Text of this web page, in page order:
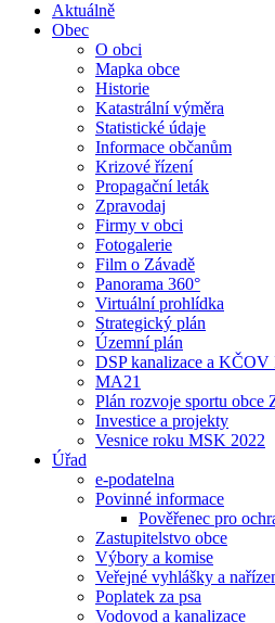
Aktuálně
Obec
O obci
Mapka obce
Historie
Katastrální výměra
Statistické údaje
Informace občanům
Krizové řízení
Propagační leták
Zpravodaj
Firmy v obci
Fotogalerie
Film o Závadě
Panorama 360°
Virtuální prohlídka
Strategický plán
Územní plán
DSP kanalizace a KČOV
MA21
Plán rozvoje sportu obce
Investice a projekty
Vesnice roku MSK 2022
Úřad
e-podatelna
Povinné informace
Pověřenec pro
Zastupitelstvo obce
Výbory a komise
Veřejné vyhlášky a
Poplatek za psa
Vodovod a kanalizace